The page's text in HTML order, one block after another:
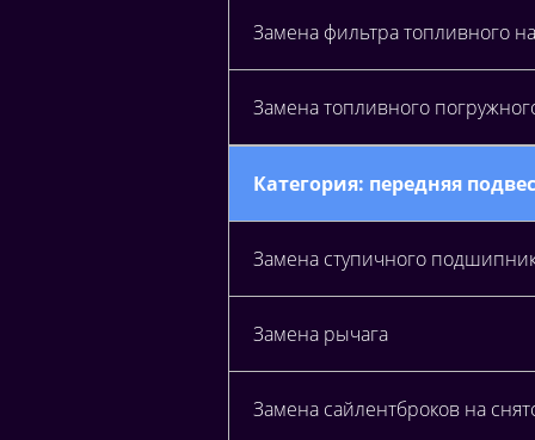
Замена фильтра топливного
Замена топливного
Категория: передняя
Замена ступичного
Замена рычага
Замена сайлентброков на